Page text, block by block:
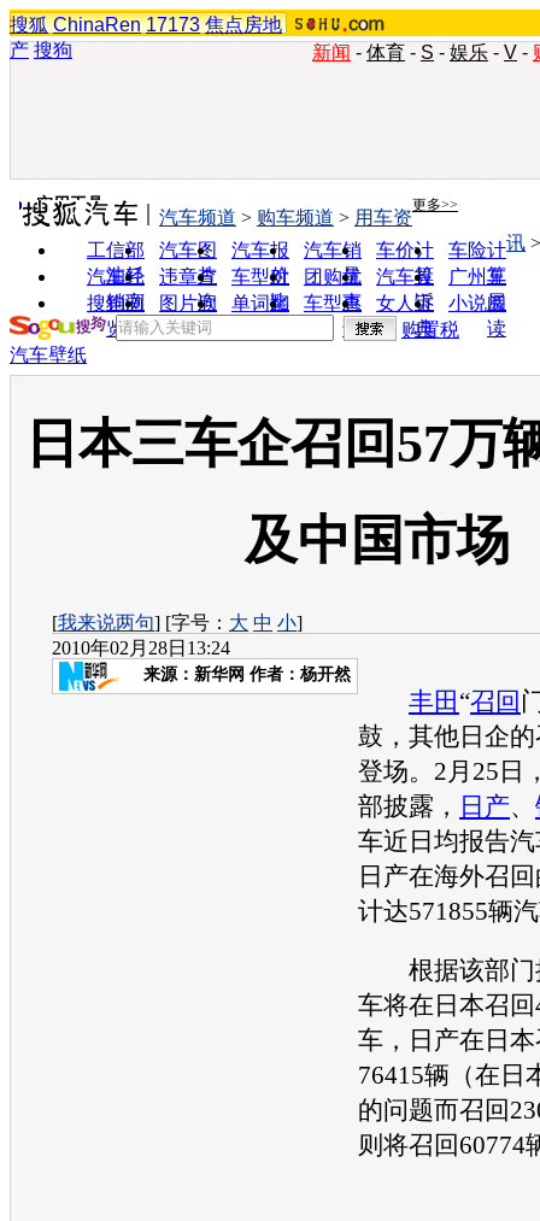
搜狐 ChinaRen 17173 焦点房地
产 搜狗 新闻 - 体育 - S - 娱乐 - V -
实用工具 更多>>
工信部
油耗
汽车图
片
汽车报
价
汽车销
量
车价计
算
车险计
算
汽车经
销商
违章查
询
车型对
比
团购优
惠
汽车投
诉
广州车
展
搜狗浏
览器
图片欣
赏
单词翻
车型查
询
女人宝
典
小说阅
读
汽车频道 > 购车频道 > 用车资
讯
购置税
汽车壁纸
日本三车企召回57万
及中国市场
[我来说两句] [字号： 大 中 小]
2010年02月28日13:24
来源： 新华网 作者：杨开然
丰田 “召回
鼓，其他日企的
登场。2月25日
部披露， 日产、
车近日均报告
日产在海外召回
计达571855辆
根据该部门
车将在日本召回
车， 日产在日本
76415辆（在日
的问题而召回
则将召回 60774